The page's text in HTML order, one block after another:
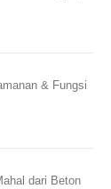
& Fungsi
dari Beton